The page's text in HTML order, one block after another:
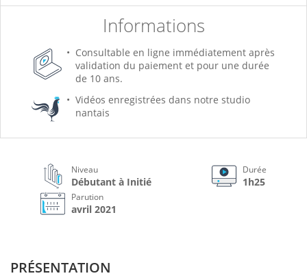
Informations
Consultable en ligne immédiatement après
validation du paiement et pour une durée
de 10 ans.
Vidéos enregistrées dans notre studio
nantais
Niveau
Débutant à Initié
Durée
1h25
Parution
avril 2021
PRÉSENTATION